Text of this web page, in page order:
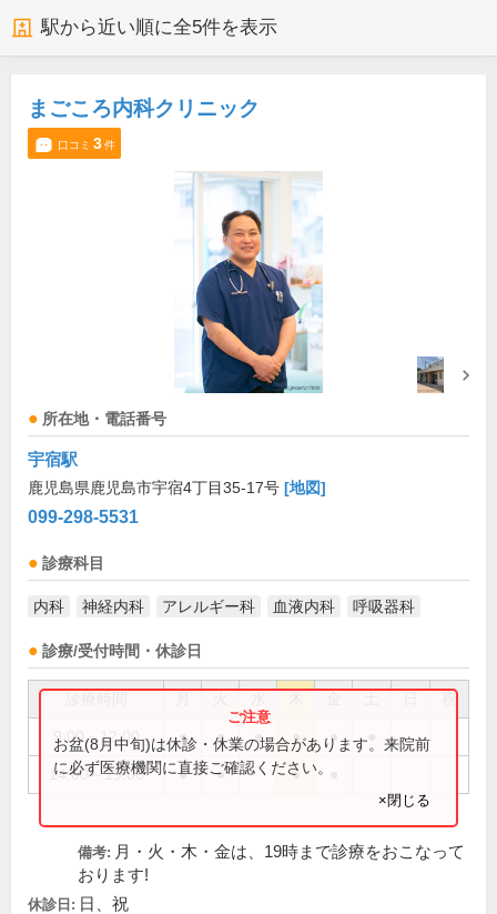
駅から近い順に全5件を表示
まごころ内科クリニック
口コミ 3件
所在地・電話番号
宇宿駅
鹿児島県鹿児島市宇宿4丁目35-17号 [地図]
099-298-5531
診療科目
内科 神経内科 アレルギー科 血液内科 呼吸器科
診療/受付時間・休診日
祝
9:00～12:00 ● ● ● ● ●
14:00～19:00 ● ● ●
お盆(8月中旬)は休診・休業の場合があります。来院前
に必ず医療機関に直接ご確認ください。
×閉じる
備考: 月・火・木・金は、19時まで診療をおこなって
おります!
休診日: 日、祝